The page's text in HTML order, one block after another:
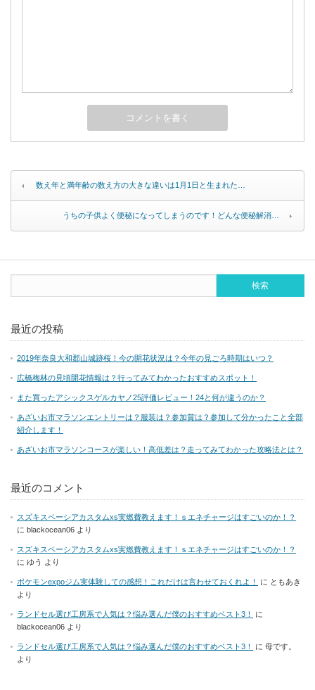
数え年と満年齢の数え方の大きな違いは1月1日と生まれた…
うちの子供よく便秘になってしまうのです！どんな便秘解消…
最近の投稿
2019年奈良大和郡山城跡桜！今の開花状況は？今年の見ごろ時期はいつ？
広橋梅林の見頃開花情報は？行ってみてわかったおすすめスポット！
また買ったアシックスゲルカヤノ25評価レビュー！24と何が違うのか？
あざいお市マラソンエントリーは？服装は？参加賞は？参加して分かったこと全部
紹介します！
あざいお市マラソンコースが楽しい！高低差は？走ってみてわかった攻略法とは？
最近のコメント
スズキスペーシアカスタムxs実燃費教えます！ｓエネチャージはすごいのか！？
に blackocean06 より
スズキスペーシアカスタムxs実燃費教えます！ｓエネチャージはすごいのか！？
に ゆう より
ポケモンexpoジム実体験しての感想！これだけは言わせておくれよ！ に ともあき
より
ランドセル選び工房系で人気は？悩み選んだ僕のおすすめベスト3！
に
blackocean06 より
ランドセル選び工房系で人気は？悩み選んだ僕のおすすめベスト3！ に 母です。
より